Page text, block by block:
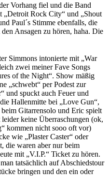
Vorhang fiel und die Band
„Detroit Rock City“ und „Shout
Paul´s Stimme ebenfalls, die
Ansagen zu hören, haha. Die
Simmons intonierte mit „War
zwei meiner Fave Songs
of the Night“. Show mäßig
„schwebt“ per Podest zur
und spuckt auch Feuer und
Hallenmitte bei „Love Gun“,
Gitarrensolo und Eric spielt
keine Überraschungen (ok,
kommen nicht sooo oft vor)
wie „Plaster Caster“ oder
die waren aber nur beim
mit „V.I.P.“ Ticket zu hören.
tatsächlich auf Abschiedstour
bringen und den ein oder